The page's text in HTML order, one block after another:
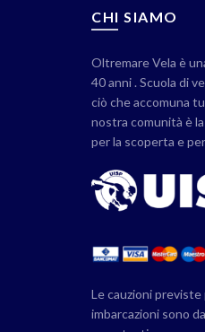
CHI SIAMO
Oltremare Vela è
40 anni . Scuola di
ciò che accomuna
nostra comunità è
per la scoperta e
Le cauzioni
imbarcazioni sono